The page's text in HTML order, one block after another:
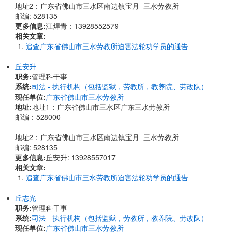
地址2：广东省佛山市三水区南边镇宝月 三水劳教所
邮编: 528135
更多信息:江焊青：13928552579
相关文章:
追查广东省佛山市三水劳教所迫害法轮功学员的通告
丘安升
职务:管理科干事
系统:司法 - 执行机构（包括监狱，劳教所，教养院、劳改队）
现任单位:广东省佛山市三水劳教所
地址:​地址1：广东省佛山市三水区广东三水劳教所
邮编：528000
地址2：广东省佛山市三水区南边镇宝月 三水劳教所
邮编: 528135
更多信息:丘安升: 13928557017
相关文章:
追查广东省佛山市三水劳教所迫害法轮功学员的通告
丘志光
职务:管理科干事
系统:司法 - 执行机构（包括监狱，劳教所，教养院、劳改队）
现任单位:广东省佛山市三水劳教所